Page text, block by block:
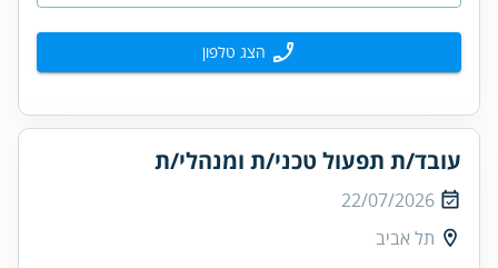
הצג טלפון
עובד/ת תפעול טכני/ת ומנהלי/ת
22/07/2026
תל אביב